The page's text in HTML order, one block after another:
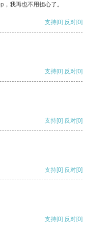
我再也不用担心了。
支持[0] 反对[0]
支持[0] 反对[0]
支持[0] 反对[0]
支持[0] 反对[0]
支持[0] 反对[0]